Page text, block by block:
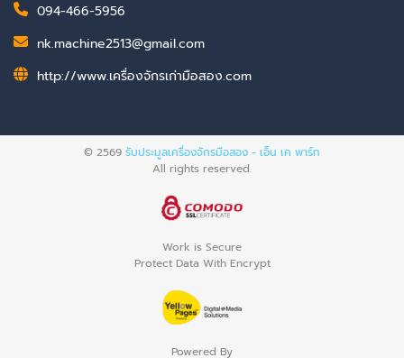
094-466-5956
nk.machine2513@gmail.com
http://www.เครื่องจักรเก่ามือสอง.com
© 2569 รับประมูลเครื่องจักรมือสอง - เอ็น เค พาร์ท
All rights reserved.
Work is Secure
Protect Data With Encrypt
Powered By